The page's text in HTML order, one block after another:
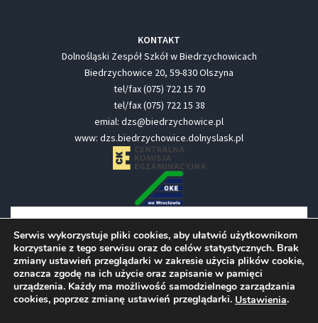
KONTAKT
Dolnośląski Zespół Szkół w Biedrzychowicach
Biedrzychowice 20, 59-830 Olszyna
tel/fax (075) 722 15 70
tel/fax (075) 722 15 38
emial: dzs@biedrzychowice.pl
www: dzs.biedrzychowice.dolnyslask.pl
Serwis wykorzystuje pliki cookies, aby ułatwić użytkownikom
korzystanie z tego serwisu oraz do celów statystycznych. Brak
zmiany ustawień przeglądarki w zakresie użycia plików cookie,
oznacza zgodę na ich użycie oraz zapisanie w pamięci
urządzenia. Każdy ma możliwość samodzielnego zarządzania
cookies, poprzez zmianę ustawień przeglądarki. Ustawienia.